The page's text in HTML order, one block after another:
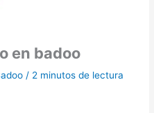
en badoo
/ 2 minutos de lectura